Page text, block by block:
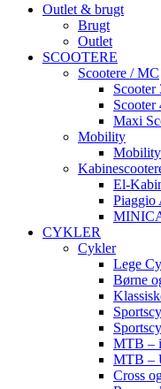
Outlet & brugt
Brugt
Outlet
SCOOTERE
Scootere / MC
Scooter
Scooter
Maxi
Mobility
Mobility
El-
Piaggio
CYKLER
Cykler
Lege
Børne
MTB –
MTB –
Cross